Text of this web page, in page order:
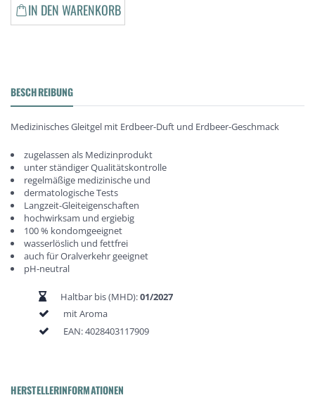
IN DEN WARENKORB
BESCHREIBUNG
Medizinisches Gleitgel mit Erdbeer-Duft und Erdbeer-Geschmack
zugelassen als Medizinprodukt
unter ständiger Qualitätskontrolle
regelmäßige medizinische und
dermatologische Tests
Langzeit-Gleiteigenschaften
hochwirksam und ergiebig
100 % kondomgeeignet
wasserlöslich und fettfrei
auch für Oralverkehr geeignet
pH-neutral
Haltbar bis (MHD):01/2027
mit Aroma
EAN:4028403117909
HERSTELLERINFORMATIONEN